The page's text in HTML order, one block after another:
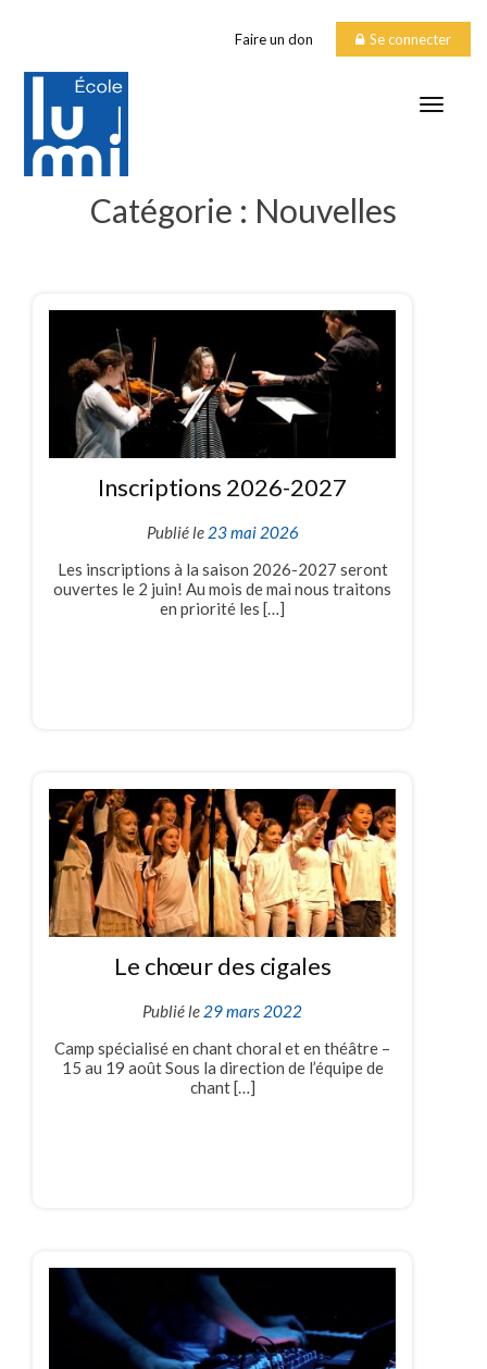
Faire un don Se connecter
Catégorie : Nouvelles
Inscriptions 2026-2027
Publié le 23 mai 2026
Les inscriptions à la saison 2026-2027 seront
ouvertes le 2 juin! Au mois de mai nous traitons
en priorité les […]
Le chœur des cigales
Publié le 29 mars 2022
Camp spécialisé en chant choral et en théâtre –
15 au 19 août Sous la direction de l’équipe de
chant […]